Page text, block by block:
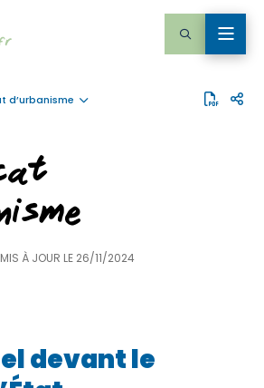
d’urbanisme
À JOUR LE 26/11/2024
devant le